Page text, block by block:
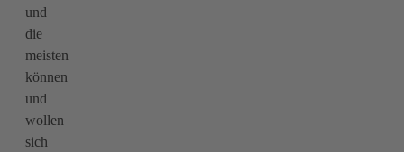
und
die
meisten
können
und
wollen
sich